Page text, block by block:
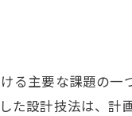
現場で活かす
ポケットブッ
る主要な課題の
た設計技法は、